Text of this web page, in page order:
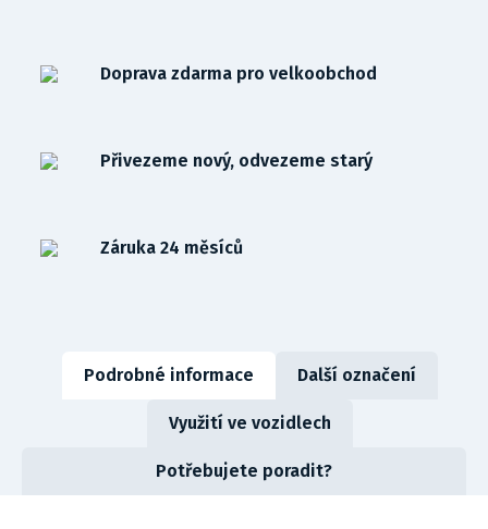
Doprava zdarma pro velkoobchod
Přivezeme nový, odvezeme starý
Záruka 24 měsíců
Podrobné informace Další označení
Využití ve vozidlech
Potřebujete poradit?